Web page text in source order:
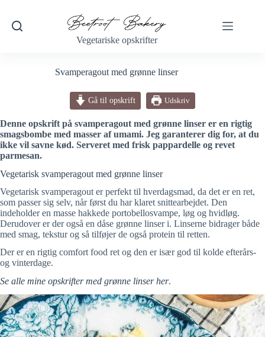
indhold
Vegetariske opskrifter
Svamperagout med grønne linser
Gå til opskrift Udskriv
Denne opskrift på svamperagout med grønne linser er en rigtig
smagsbombe med masser af umami. Jeg garanterer dig for, at du
ikke vil savne kød. Serveret med frisk pappardelle og revet
parmesan.
Vegetarisk svamperagout med grønne linser
Vegetarisk svamperagout er perfekt til hverdagsmad, da det er en ret,
som passer sig selv, når først du har klaret snittearbejdet. Den
indeholder en masse hakkede portobellosvampe, løg og hvidløg.
Derudover er der også en dåse grønne linser i. Linserne bidrager både
med smag, tekstur og så tilføjer de også protein til retten.
Der er en rigtig comfort food ret og den er især god til kolde efterårs-
og vinterdage.
Se alle mine opskrifter med grønne linser her.